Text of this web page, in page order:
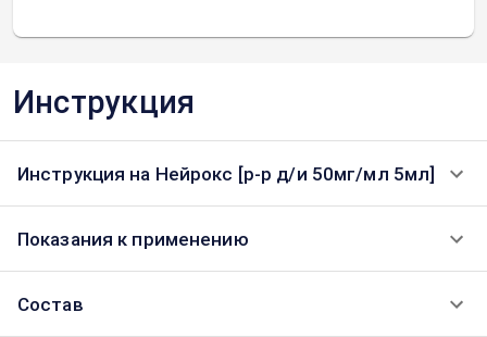
Инструкция
Инструкция на Нейрокс [р-р д/и 50мг/мл 5мл]
Показания к применению
Состав